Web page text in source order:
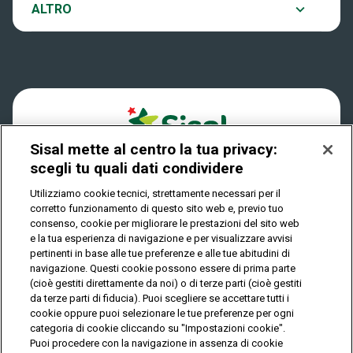
Play Your Date
Dove si gioca
Quanto si vince
Come riscuotere
ALTRO
Notifiche
Privacy
IL GIOCO È VIETATO AI MINORI E PUÒ CAUSARE
DIPENDENZA PATOLOGICA
© Copyright Sisal Italia S.p.A. - P.I. 02433760135
Privacy Cookies
Mappa
del
sito
Sisal mette al centro la tua privacy:
scegli tu quali dati condividere
Utilizziamo cookie tecnici, strettamente necessari per il
corretto funzionamento di questo sito web e, previo tuo
consenso, cookie per migliorare le prestazioni del sito web
e la tua esperienza di navigazione e per visualizzare avvisi
pertinenti in base alle tue preferenze e alle tue abitudini di
navigazione. Questi cookie possono essere di prima parte
(cioè gestiti direttamente da noi) o di terze parti (cioè gestiti
da terze parti di fiducia). Puoi scegliere se accettare tutti i
cookie oppure puoi selezionare le tue preferenze per ogni
categoria di cookie cliccando su "Impostazioni cookie".
Puoi procedere con la navigazione in assenza di cookie